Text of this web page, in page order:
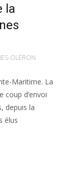
la
OLÉRON
Maritime. La
coup d’envoi
depuis la
élus